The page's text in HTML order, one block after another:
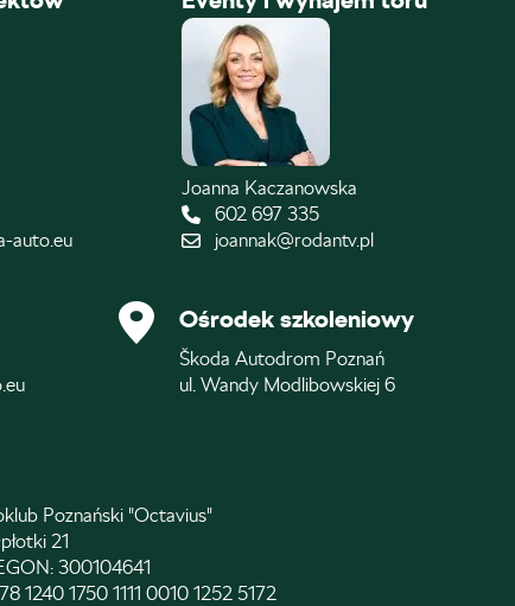
auto.eu
Joanna Kaczanowska
602 697 335
joannak@rodantv.pl
Ośrodek szkoleniowy
Škoda Autodrom Poznań
ul. Wandy Modlibowskiej 6
Poznański "Octavius"
21
300104641
1240 1750 1111 0010 1252 5172